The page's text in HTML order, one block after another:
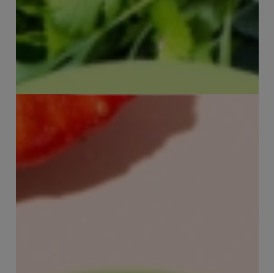
35 keer PuurGezond van de barbecue